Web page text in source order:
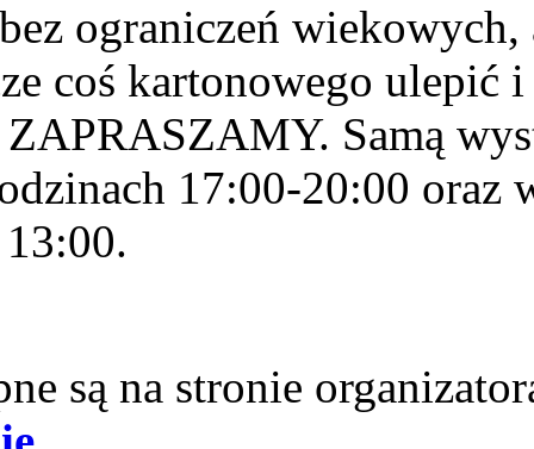
ograniczeń wiekowych,
coś kartonowego ulepić i
Samą
17:00-20:00 oraz
są na stronie